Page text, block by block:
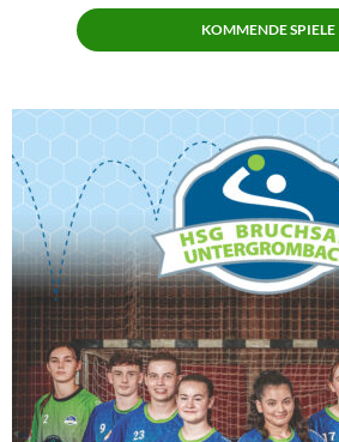
KOMMENDE SPIELE